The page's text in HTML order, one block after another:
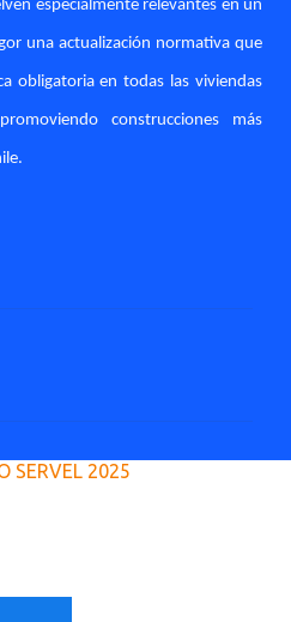
especialmente relevantes en un
una actualización normativa que
obligatoria en todas las viviendas
construcciones más
SERVEL 2025